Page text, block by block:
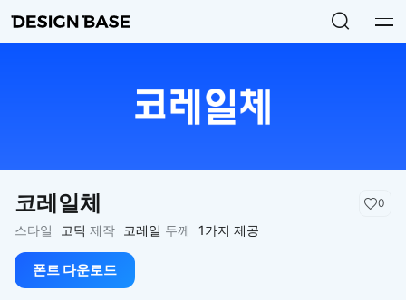
코레일체 0
스타일 고딕 제작 코레일 두께 1가지 제공
폰트 다운로드